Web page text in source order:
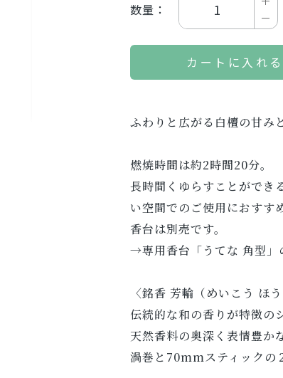
数量：
カートに入れる
ふわりと広がる白檀の甘み
燃焼時間は約2時間20分。
長時間くゆらすことができ
い空間でのご使用におすす
香台は別売です。
→専用香台「うてな 角型」
〈銘香 芳輪（めいこう ほう
伝統的な和の香りが特徴の
天然香料の奥深く表情豊か
渦巻と70mmスティックの